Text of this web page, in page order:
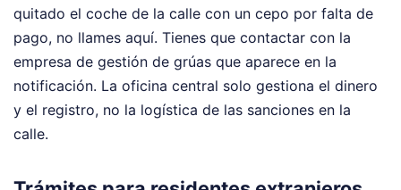
quitado el coche de la calle con un cepo por falta de
pago, no llames aquí. Tienes que contactar con la
empresa de gestión de grúas que aparece en la
notificación. La oficina central solo gestiona el dinero
y el registro, no la logística de las sanciones en la
calle.